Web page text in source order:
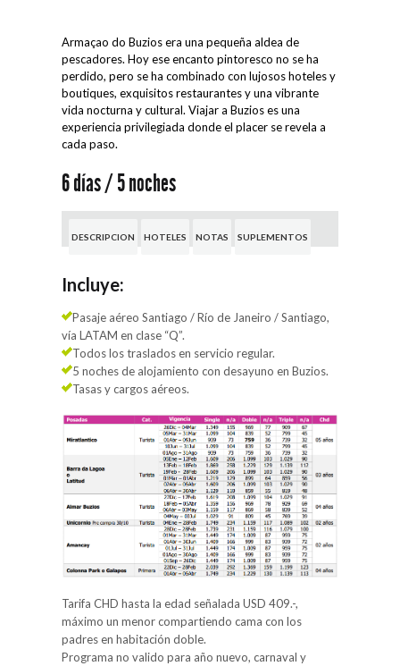
Armaçao do Buzios era una pequeña aldea de
pescadores. Hoy ese encanto pintoresco no se ha
perdido, pero se ha combinado con lujosos hoteles y
boutiques, exquisitos restaurantes y una vibrante
vida nocturna y cultural. Viajar a Buzios es una
experiencia privilegiada donde el placer se revela a
cada paso.
6 días / 5 noches
DESCRIPCION HOTELES NOTAS SUPLEMENTOS
Incluye:
Pasaje aéreo Santiago / Río de Janeiro / Santiago,
vía LATAM en clase “Q”.
Todos los traslados en servicio regular.
5 noches de alojamiento con desayuno en Buzios.
Tasas y cargos aéreos.
Tarifa CHD hasta la edad señalada USD 409.-,
máximo un menor compartiendo cama con los
padres en habitación doble.
Programa no valido para año nuevo, carnaval y